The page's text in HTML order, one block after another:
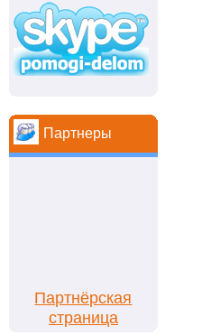
Партнеры
Партнёрская
страница